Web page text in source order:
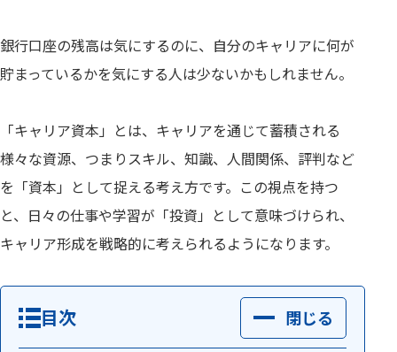
銀行口座の残高は気にするのに、自分のキャリアに何が
貯まっているかを気にする人は少ないかもしれません。
「キャリア資本」とは、キャリアを通じて蓄積される
様々な資源、つまりスキル、知識、人間関係、評判など
を「資本」として捉える考え方です。この視点を持つ
と、日々の仕事や学習が「投資」として意味づけられ、
キャリア形成を戦略的に考えられるようになります。
目次 閉じる